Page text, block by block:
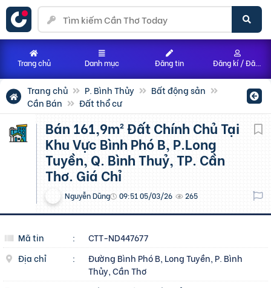
Trang chủ P. Bình Thủy
Bất động sản
Cần Bán
Đất thổ cư
Bán 161,9m² Đất Chính Chủ Tại
Khu Vực Bình Phó B, P.Long
Tuyền, Q. Bình Thuỷ, TP. Cần
Thơ. Giá Chỉ
Nguyễn Dũng 09:51 05/03/26 265
Mã tin :
CTT-ND447677
Địa chỉ
:
Đường Bình Phó B, Long Tuyền, P. Bình
Thủy, Cần Thơ
Trang chủ Danh mục Đăng tin